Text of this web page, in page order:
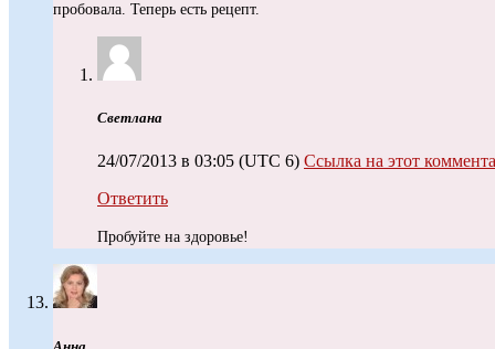
пробовала. Теперь есть рецепт.
Светлана
24/07/2013 в 03:05 (UTC 6) Ссылка на этот
Ответить
Пробуйте на здоровье!